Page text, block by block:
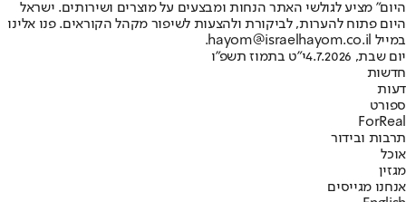
היום" מציע לגולשי האתר הנחות ומבצעים על מוצרים ושירותים. ישראל
היום פתוח להערות, לביקורת ולהצעות לשיפור מקהל הקוראים. פנו אלינו
במייל hayom@israelhayom.co.il.
יום שבת, 4.7.2026
י"ט בתמוז תשפ"ו
חדשות
דעות
ספורט
ForReal
תרבות ובידור
אוכל
מגזין
אנחנו מגייסים